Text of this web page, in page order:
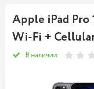
Apple iPad Pro
Wi-Fi +
В наличии